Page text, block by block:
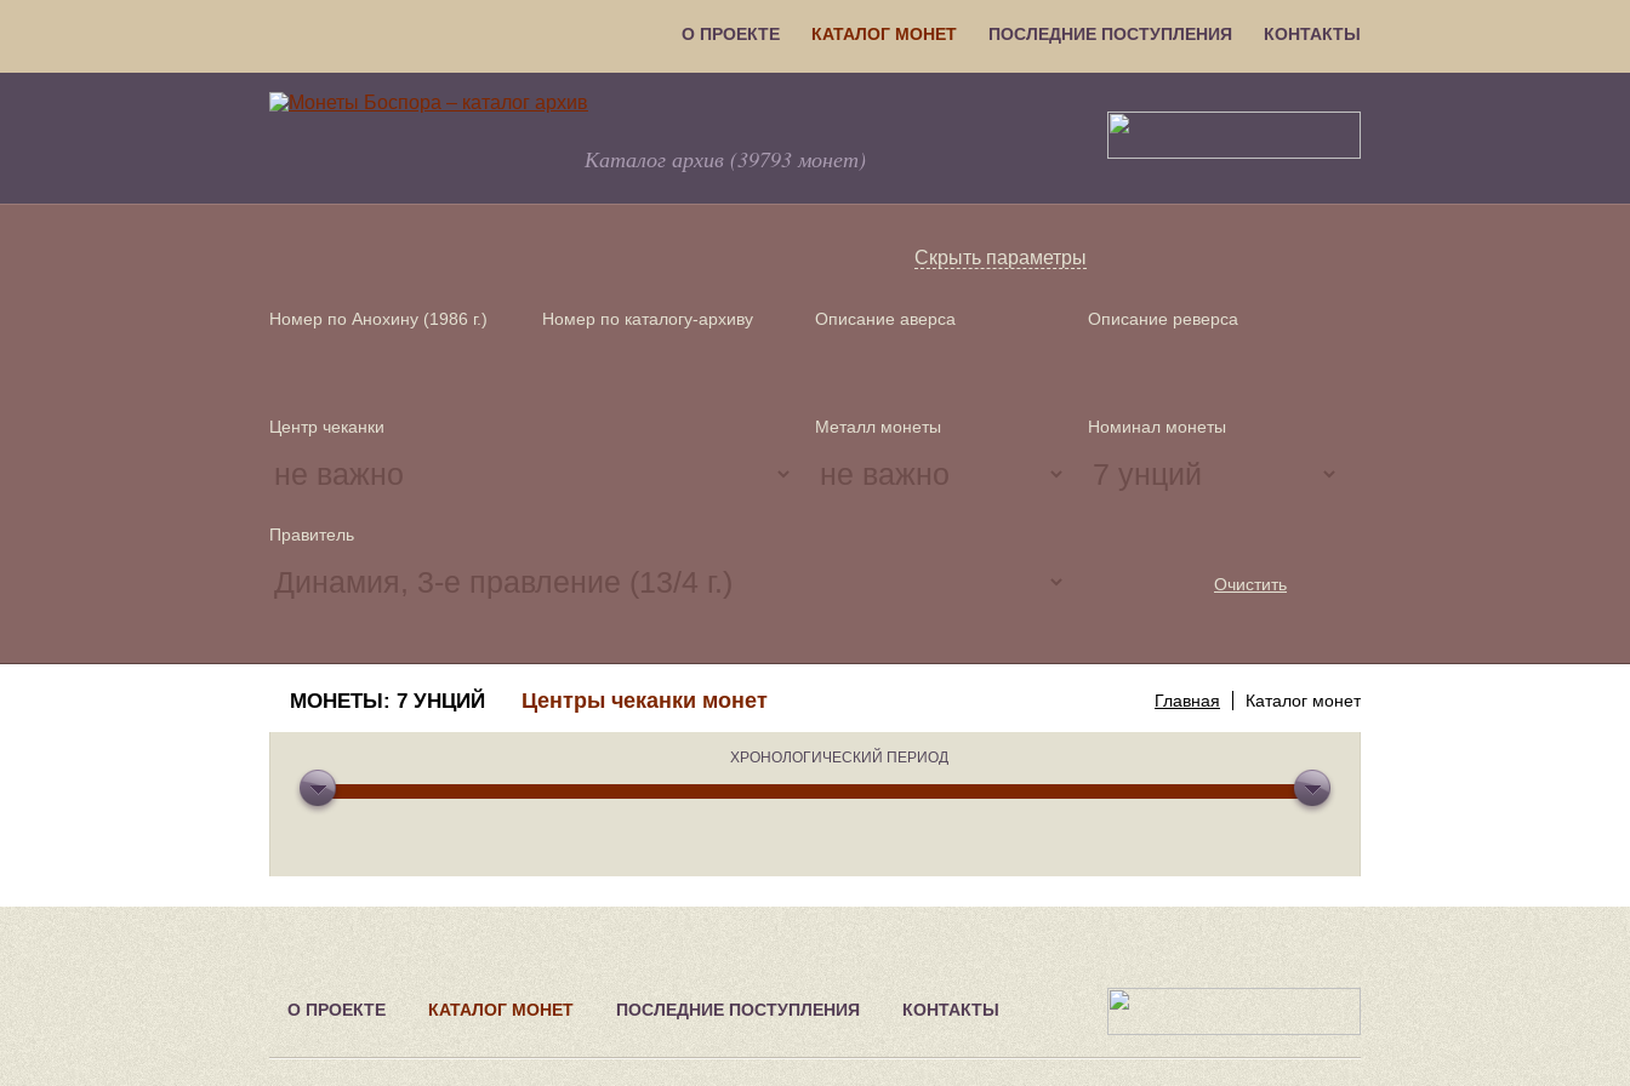
О ПРОЕКТЕ КАТАЛОГ МОНЕТ ПОСЛЕДНИЕ ПОСТУПЛЕНИЯ КОНТАКТЫ
Каталог архив (39793 монет)
Скрыть параметры
Номер по Анохину (1986 г.) Номер по каталогу-архиву Описание аверса Описание реверса
Центр чеканки Металл монеты Номинал монеты
Правитель
Очистить
Главная Каталог монет
МОНЕТЫ: 7 УНЦИЙ Центры чеканки монет
ХРОНОЛОГИЧЕСКИЙ ПЕРИОД
О ПРОЕКТЕ КАТАЛОГ МОНЕТ ПОСЛЕДНИЕ ПОСТУПЛЕНИЯ КОНТАКТЫ